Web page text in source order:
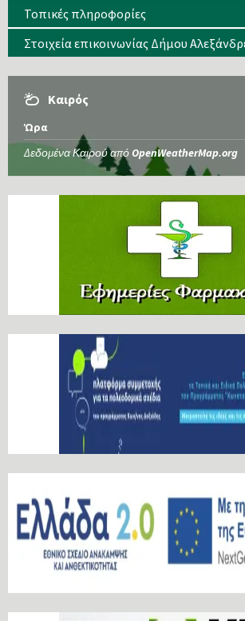
Τοπικές πληροφορίες
Στοιχεία επικοινωνίας Δήμου
Καιρός
Ώρα
Δεδομένα Καιρού από OpenWeatherMap.org